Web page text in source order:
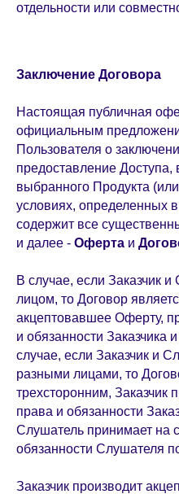
отдельности или
Заключение Договора
Настоящая публичная
официальным
Пользователя о
предоставление Доступа,
выбранного Продукта
условиях, определенных
содержит все
и далее - Оферта и
В случае, если Заказчик
лицом, то Договор
акцептовавшее Оферту,
и обязанности Заказчика
случае, если Заказчик и
разными лицами, то
трехсторонним, Заказчик
права и обязанности
Слушатель принимает на
обязанности Слушателя
Заказчик производит